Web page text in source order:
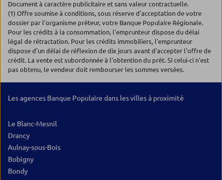
Document à caractère publicitaire et sans valeur contractuelle.
(1) Offre soumise à conditions, sous réserve d'acceptation de votre
dossier par l'organisme prêteur, votre Banque Populaire Régionale.
Pour les crédits à la consommation, l'emprunteur dispose du délai
légal de rétractation. Pour les crédits immobiliers, l'emprunteur
dispose d'un délai de réflexion de dix jours avant d'accepter l'offre de
crédit. La vente est subordonnée à l'obtention du prêt. Si celui-ci n'est
pas obtenu, le vendeur doit rembourser les sommes versées.
Les agences Banque Populaire dans les villes à proximité
Le Blanc-Mesnil
Drancy
Aulnay-sous-Bois
Bobigny
Bondy